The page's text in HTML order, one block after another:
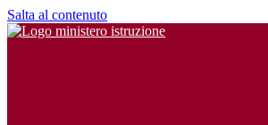
Salta al contenuto